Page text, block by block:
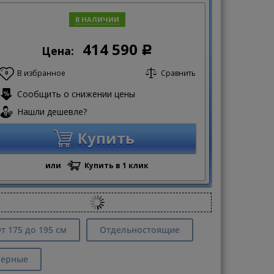
В НАЛИЧИИ
Цена: 414 590 Р
0 В избранное Сравнить
Сообщить о снижении цены
Нашли дешевле?
Купить
или Купить в 1 клик
175 до 195 см Отдельностоящие